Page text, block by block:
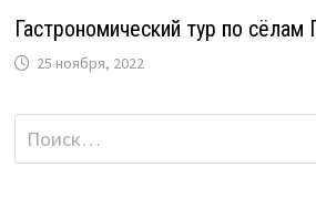
Гастрономический тур по сёлам
25 ноября, 2022
Найти: